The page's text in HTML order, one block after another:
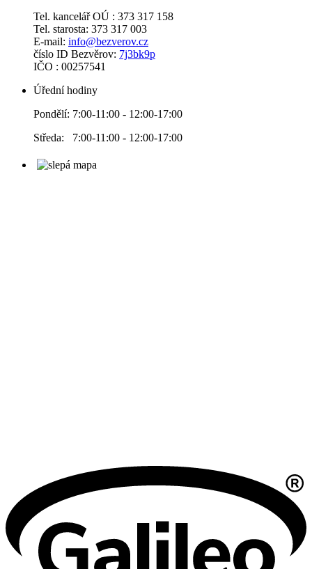
Tel. kancelář OÚ : 373 317 158
Tel. starosta: 373 317 003
E-mail: info@bezverov.cz
číslo ID Bezvěrov: 7j3bk9p
IČO : 00257541
Úřední hodiny
Pondělí: 7:00-11:00 - 12:00-17:00
Středa: 7:00-11:00 - 12:00-17:00